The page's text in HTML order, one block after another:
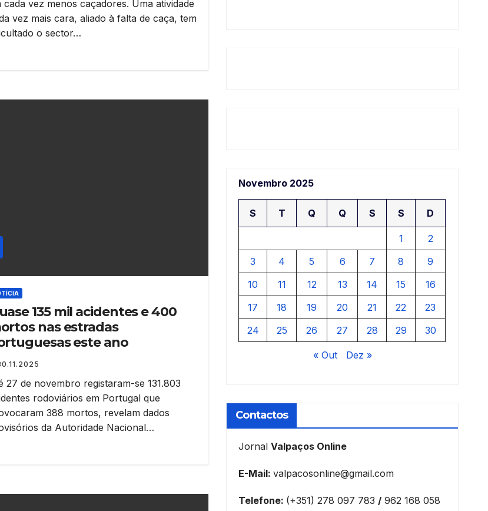
cada vez menos caçadores. Uma atividade
vez mais cara, aliado à falta de caça, tem
o sector…
135 mil acidentes e 400
nas estradas
este ano
27 de novembro registaram-se 131.803
rodoviários em Portugal que
388 mortos, revelam dados
da Autoridade Nacional…
Novembro 2025
S T Q Q S S D
1
2
3
4 5 6 7 8
9
10
11 12 13 14 15
16
17
18 19 20 21 22
23
24
25 26 27 28 29 30
« Out Dez »
Contactos
JornalValpaços Online
E-Mail:valpacosonline@gmail.com
Telefone: (+351) 278 097 783/ 962 168 058